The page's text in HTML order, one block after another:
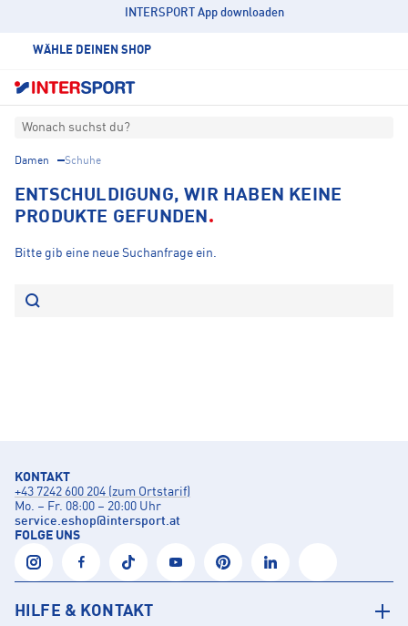
INTERSPORT App downloaden
WÄHLE DEINEN SHOP
Wonach suchst du?
Damen Schuhe
ENTSCHULDIGUNG, WIR HABEN KEINE
PRODUKTE GEFUNDEN
Bitte gib eine neue Suchanfrage ein.
KONTAKT
+43 7242 600 204 (zum Ortstarif)
Mo. – Fr. 08:00 – 20:00 Uhr
service.eshop@intersport.at
FOLGE UNS
HILFE & KONTAKT